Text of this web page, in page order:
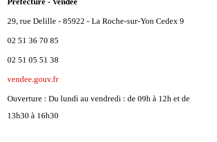
29, rue Delille - 85922 - La Roche-sur-Yon Cedex 9
02 51 36 70 85
02 51 05 51 38
vendee.gouv.fr
Ouverture : Du lundi au vendredi : de 09h à 12h et de
13h30 à 16h30